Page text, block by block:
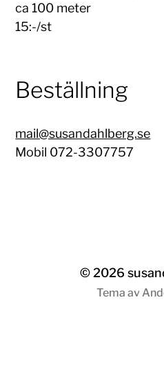
ca 100 meter
15:-/st
Beställning
mail@susandahlberg.se
Mobil 072-3307757
© 2026
Tema av